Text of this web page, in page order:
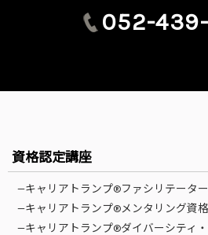
052-
資格認定講座
—キャリアトランプ®ファシリテータ
—キャリアトランプ®メンタリング資
—キャリアトランプ®ダイバーシティ